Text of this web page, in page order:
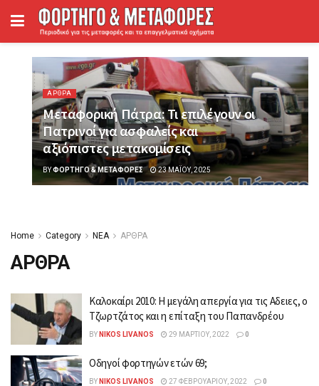
ΑΡΘΡΑ
Μεταφορική Πάτρα: Τι επιλέγουν οι
Πατρινοί για ασφαλείς και
αξιόπιστες μετακομίσεις
BYΦΟΡΤΗΓΌ & ΜΕΤΑΦΟΡΈΣ 23 ΜΑΪ́ΟΥ, 2025
Home Category ΝΕΑ ΑΡΘΡΑ
ΑΡΘΡΑ
Καλοκαίρι 2010: Η μεγάλη απεργία για τις Aδειες, ο
Τζωρτζάτος και η επίταξη του Παπανδρέου
BY NIKOS LIVANOS 29 ΜΑΡΤΊΟΥ, 2022 0
Οδηγοί φορτηγών ετών 69;
BY NIKOS LIVANOS 27 ΦΕΒΡΟΥΑΡΊΟΥ, 2022 0